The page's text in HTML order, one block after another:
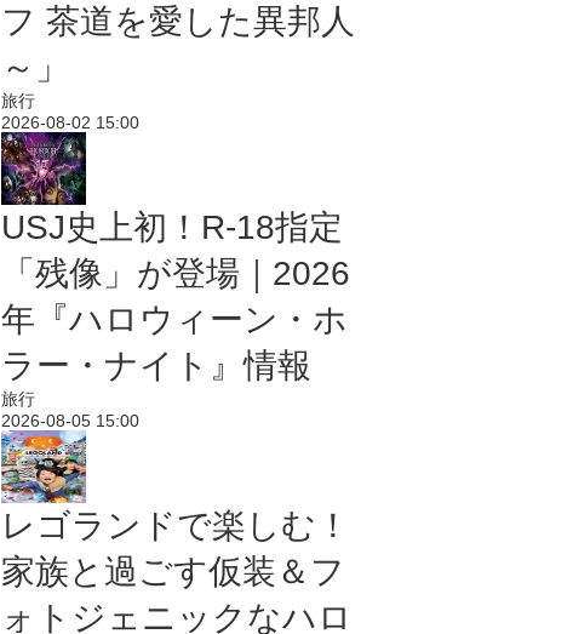
フ 茶道を愛した異邦人
～」
旅行
2026-08-02 15:00
USJ史上初！R-18指定
「残像」が登場｜2026
年『ハロウィーン・ホ
ラー・ナイト』情報
旅行
2026-08-05 15:00
レゴランドで楽しむ！
家族と過ごす仮装＆フ
ォトジェニックなハロ